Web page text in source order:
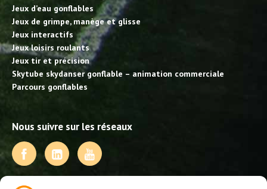
Jeux d’eau gonflables
Jeux de grimpe, manège et glisse
Jeux interactifs
Jeux loisirs roulants
Jeux tir et précision
Skytube skydanser gonflable – animation commerciale
Parcours gonflables
Nous suivre sur les réseaux
NOS PRESTATIONS